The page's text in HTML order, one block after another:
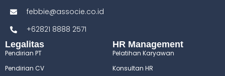
febbie@associe.co.id
+62821 8888 2571
Legalitas
Pendirian PT
Pendirian CV
HR Management
Pelatihan Karyawan
Konsultan HR